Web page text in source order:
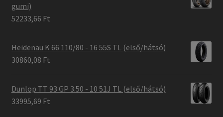
gumi)
52233,66 Ft
Heidenau K 66 110/80 - 16 55S TL (első/hátsó)
30860,08 Ft
Dunlop TT 93 GP 3.50 - 10 51J TL (első/hátsó)
33995,69 Ft